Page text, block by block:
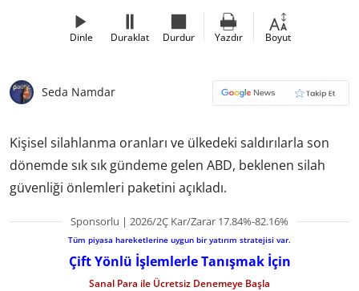
Dinle Duraklat Durdur Yazdır Boyut
Seda Namdar
Kişisel silahlanma oranları ve ülkedeki saldırılarla son
dönemde sık sık gündeme gelen ABD, beklenen silah
güvenliği önlemleri paketini açıkladı.
Sponsorlu | 2026/2Ç Kar/Zarar 17.84%-82.16%
Tüm piyasa hareketlerine uygun bir yatırım stratejisi var.
Çift Yönlü İşlemlerle Tanışmak İçin
Sanal Para ile Ücretsiz Denemeye Başla